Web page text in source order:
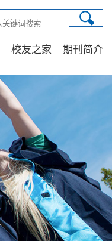
校友之家 期刊简介